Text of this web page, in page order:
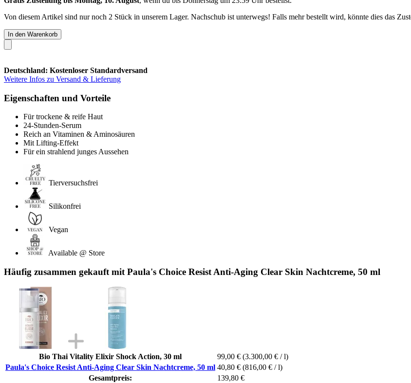
Von diesem Artikel sind nur noch 2 Stück in unserem Lager. Nachschub ist unterwegs! Falls mehr bestellt wird, könnte dies das
In den Warenkorb
Deutschland: Kostenloser Standardversand
Weitere Infos zu Versand & Lieferung
Eigenschaften und Vorteile
Für trockene & reife Haut
24-Stunden-Serum
Reich an Vitaminen & Aminosäuren
Mit Lifting-Effekt
Für ein strahlend junges Aussehen
Tierversuchsfrei
Silikonfrei
Vegan
Available @ Store
Häufig zusammen gekauft mit Paula's Choice Resist Anti-Aging Clear Skin Nachtcreme, 50 ml
Bio Thai Vitality Elixir Shock Action, 30 ml 99,00 € (3.300,00 € / l)
Paula's Choice Resist Anti-Aging Clear Skin Nachtcreme, 50 ml 40,80 € (816,00 € / l)
Gesamtpreis:
139,80 €